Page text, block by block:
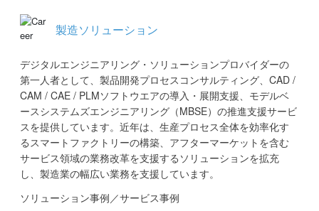
製造ソリューション
デジタルエンジニアリング・ソリューションプロバイダーの
第一人者として、製品開発プロセスコンサルティング、CAD /
CAM / CAE / PLMソフトウエアの導入・展開支援、モデルベ
ースシステムズエンジニアリング（MBSE）の推進支援サービ
スを提供しています。近年は、生産プロセス全体を効率化す
るスマートファクトリーの構築、アフターマーケットを含む
サービス領域の業務改革を支援するソリューションを拡充
し、製造業の幅広い業務を支援しています。
ソリューション事例／サービス事例